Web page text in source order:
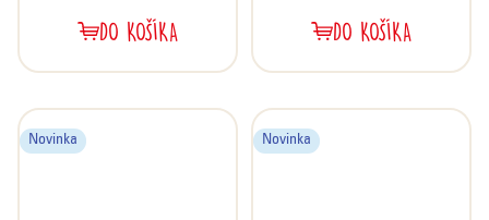
DO KOŠÍKA DO KOŠÍKA
Novinka Novinka